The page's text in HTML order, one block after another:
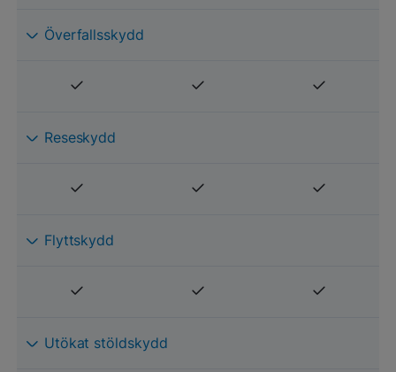
Överfallsskydd
Reseskydd
Flyttskydd
Utökat stöldskydd